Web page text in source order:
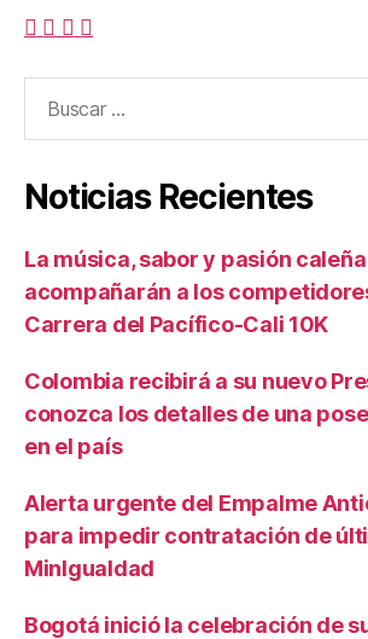
Noticias Recientes
La música, sabor y pasión caleña
acompañarán a los
Carrera del Pacífico-Cali 10K
Colombia recibirá a su nuevo
conozca los detalles de una
en el país
Alerta urgente del Empalme
para impedir contratación de
MinIgualdad
Bogotá inició la celebración de